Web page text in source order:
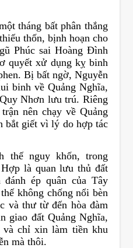
tháng bất phân thắng
thốn, bịnh hoạn cho
Phúc sai Hoàng Đình
quyết xử dụng kỵ binh
Bị bất ngờ, Nguyễn
binh về Quảng Nghĩa,
Nhơn lưu trú. Riêng
nên chạy về Quảng
bắt giết vì lý do hợp tác
thế nguy khốn, trong
là quan lưu thủ đất
ép quân của Tây
không chống nổi bèn
và thư từ đến hòa đàm
giao đất Quảng Nghĩa,
và chỉ xin làm tiền khu
mà thôi.